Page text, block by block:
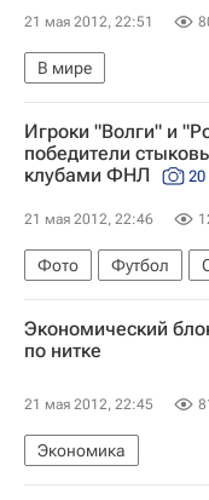
21 мая 2012, 22:51
В мире
Игроки "Волги" и
победители
клубами ФНЛ
20
21 мая 2012, 22:46
Фото Футбол
РПЛ 2026-2027
Первая лига
Экономический
по нитке
21 мая 2012, 22:45
Экономика
Объявление состава